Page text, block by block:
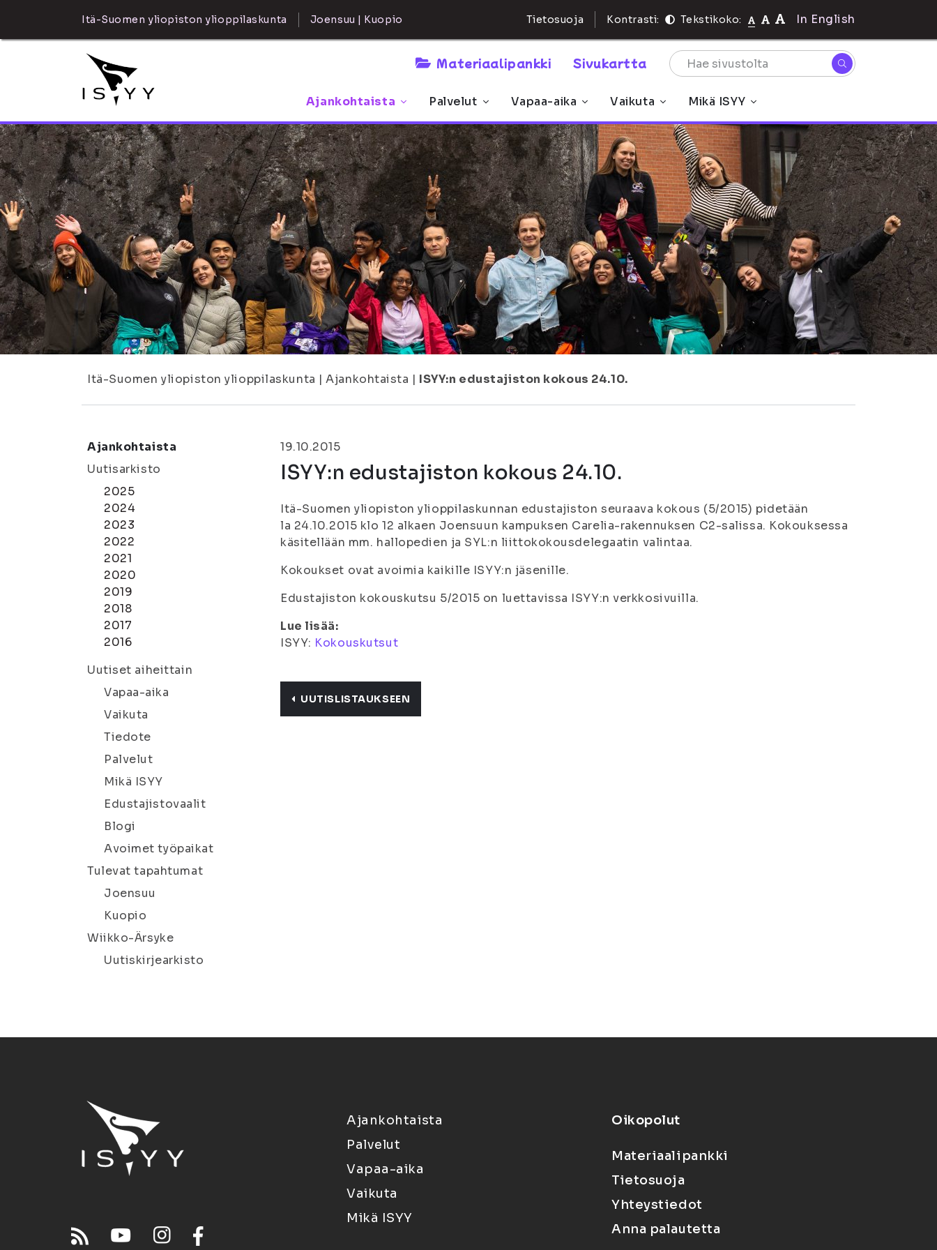
Itä-Suomen yliopiston ylioppilaskunta Joensuu | Kuopio Tietosuoja Kontrasti: Tekstikoko: In English
Materiaalipankki Sivukartta
Ajankohtaista Palvelut Vapaa-aika Vaikuta Mikä ISYY
Itä-Suomen yliopiston ylioppilaskunta | Ajankohtaista | ISYY:n edustajiston kokous 24.10.
Ajankohtaista
Uutisarkisto
2025
2024
2023
2022
2021
2020
2019
2018
2017
2016
Uutiset aiheittain
Vapaa-aika
Vaikuta
Tiedote
Palvelut
Mikä ISYY
Edustajistovaalit
Blogi
Avoimet työpaikat
Tulevat tapahtumat
Joensuu
Kuopio
Wiikko-Ärsyke
Uutiskirjearkisto
19.10.2015
ISYY:n edustajiston kokous 24.10.
Itä-Suomen yliopiston ylioppilaskunnan edustajiston seuraava kokous (5/2015) pidetään
la 24.10.2015 klo 12 alkaen Joensuun kampuksen Carelia-rakennuksen C2-salissa. Kokouksessa
käsitellään mm. hallopedien ja SYL:n liittokokousdelegaatin valintaa.
Kokoukset ovat avoimia kaikille ISYY:n jäsenille.
Edustajiston kokouskutsu 5/2015 on luettavissa ISYY:n verkkosivuilla.
Lue lisää:
ISYY: Kokouskutsut
UUTISLISTAUKSEEN
Ajankohtaista
Palvelut
Vapaa-aika
Vaikuta
Mikä ISYY
Oikopolut
Materiaalipankki
Tietosuoja
Yhteystiedot
Anna palautetta